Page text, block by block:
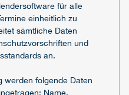
für alle
einheitlich zu
sämtliche Daten
und
an.
werden folgende Daten
Name,